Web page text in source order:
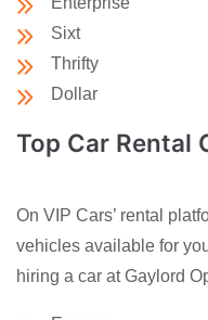
Sixt
Thrifty
Dollar
Top Car Rental
On VIP Cars’ rental
vehicles available for
hiring a car at Gaylord